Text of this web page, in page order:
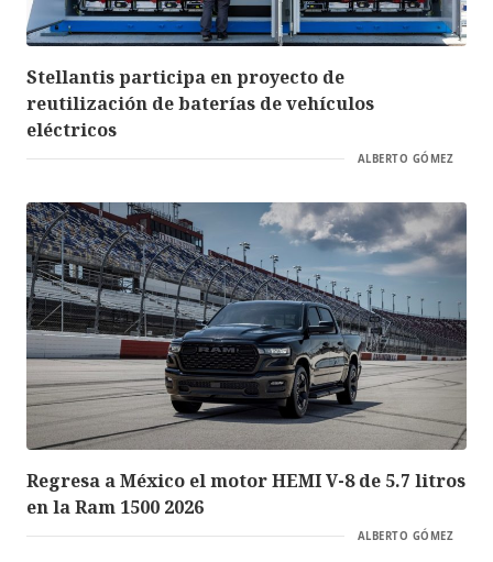
Stellantis participa en proyecto de
reutilización de baterías de vehículos
eléctricos
ALBERTO GÓMEZ
Regresa a México el motor HEMI V-8 de 5.7 litros
en la Ram 1500 2026
ALBERTO GÓMEZ